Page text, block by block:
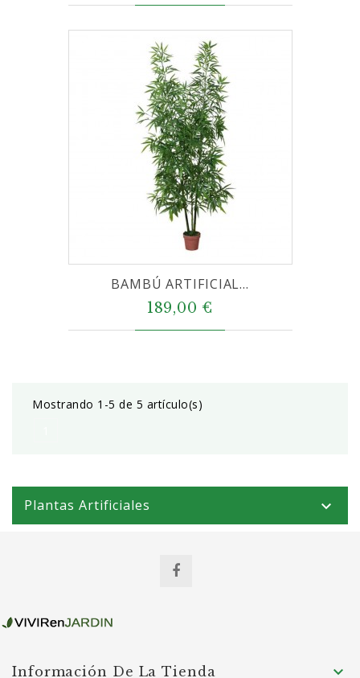
BAMBÚ ARTIFICIAL...
189,00 €
Mostrando 1-5 de 5 artículo(s)
Plantas Artificiales 
Información De La Tienda 